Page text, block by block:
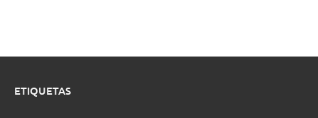
ETIQUETAS